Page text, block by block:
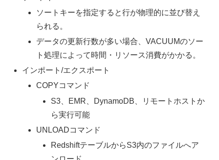
ソートキーを指定すると行が物理的に並び替え
られる。
データの更新行数が多い場合、VACUUMのソー
ト処理によって時間・リソース消費がかかる。
インポート/エクスポート
COPYコマンド
S3、EMR、DynamoDB、リモートホストか
ら実行可能
UNLOADコマンド
RedshiftテーブルからS3内のファイルへア